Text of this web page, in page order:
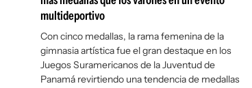
Mundo
Cultura y Espectáculos
multideportivo
Con cinco medallas, la rama femenina de la
gimnasia artística fue el gran destaque en los
Juegos Suramericanos de la Juventud de
Panamá revirtiendo una tendencia de medallas